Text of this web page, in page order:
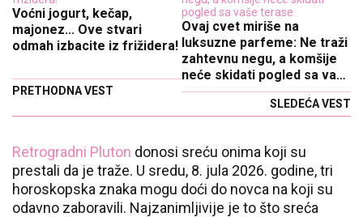
Voćni jogurt, kečap,
majonez... Ove stvari
odmah izbacite iz frižidera!
PRETHODNA VEST
Ovaj cvet miriše na
luksuzne parfeme: Ne traži
zahtevnu negu, a komšije
neće skidati pogled sa vaše
terase
SLEDEĆA VEST
Retrogradni Pluton donosi sreću onima koji su
prestali da je traže. U sredu, 8. jula 2026. godine, tri
horoskopska znaka mogu doći do novca na koji su
odavno zaboravili. Najzanimljivije je to što sreća